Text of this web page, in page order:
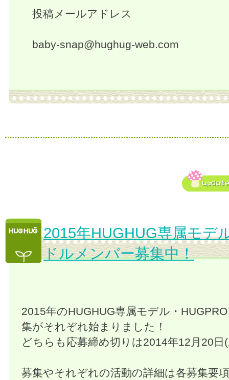
投稿メールアドレス
baby-snap@hughug-web.com
2015年HUGHUG専属モデ
ドルメンバー募集中！
2015年のHUGHUG専属モデル・
集がそれぞれ始まりました！
どちらも応募締め切りは2014年12月20日
募集やそれぞれの活動の詳細は各募集要